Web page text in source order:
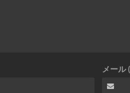
メール